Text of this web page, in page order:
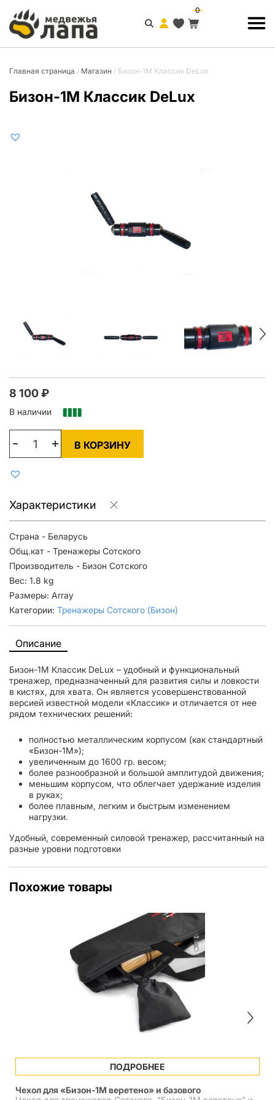
0
Главная страница / Магазин / Бизон-1М Классик DeLux
Бизон-1М Классик DeLux
Описание
Бизон-1М Классик DeLux – удобный и функциональный
тренажер, предназначенный для развития силы и ловкости
в кистях, для хвата. Он является усовершенствованной
версией известной модели «Классик» и отличается от нее
рядом технических решений:
полностью металлическим корпусом (как стандартный
«Бизон-1М»);
увеличенным до 1600 гр. весом;
более разнообразной и большой амплитудой движения;
меньшим корпусом, что облегчает удержание изделия
в руках;
более плавным, легким и быстрым изменением
нагрузки.
Удобный, современный силовой тренажер, рассчитанный на
разные уровни подготовки
8 100₽
В наличии
В КОРЗИНУ
Характеристики
Страна - Беларусь
Общ.кат - Тренажеры Сотского
Производитель - Бизон Сотского
Вес: 1.8 kg
Размеры: Array
Категории: Тренажеры Сотского (Бизон)
Похожие товары
ПОДРОБНЕЕ
Чехол для «Бизон-1М веретено» и базового